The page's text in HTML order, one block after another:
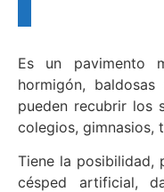
Es un pavimento
hormigón,
pueden recubrir los
colegios, gimnasios,
Tiene la posibilidad,
césped artificial,